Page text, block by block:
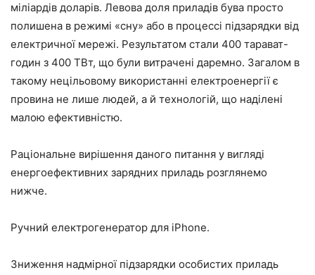
міліардів доларів. Левова доля приладів бува просто
полишена в режимі «сну» або в процессі підзарядки від
електричної мережі. Результатом стали 400 тарават-
годин з 400 ТВт, що були витрачені даремно. Загалом в
такому нецільовому використанні електроенергії є
провина не лише людей, а й технологій, що наділені
малою ефективністю.
Раціональне вирішення даного питання у вигляді
енергоефективних зарядних приладь розглянемо
нижче.
Ручний електрогенератор для iPhone.
Зниження надмірної підзарядки особистих приладь